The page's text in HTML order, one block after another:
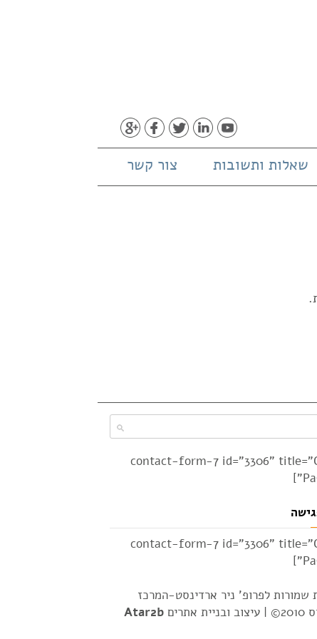
שאלות ותשובות צור קשר
[contact-form-7 id="3306"
[contact-form-7 id="3306"
שמורות לפרופ' ניר ארדינסט-המרכז
|
עיצוב ובניית אתרים Atar2b